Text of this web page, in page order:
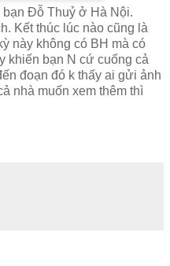
bạn Đỗ Thuỷ ở Hà Nội.
Kết thúc lúc nào cũng là
này không có BH mà có
khiến bạn N cứ cuống cả
đoạn đó k thấy ai gửi ảnh
nhà muốn xem thêm thì